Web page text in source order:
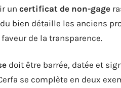
un certificat de non-gage
du bien détaille les anciens
de la transparence.
doit être barrée, datée et
se complète en deux